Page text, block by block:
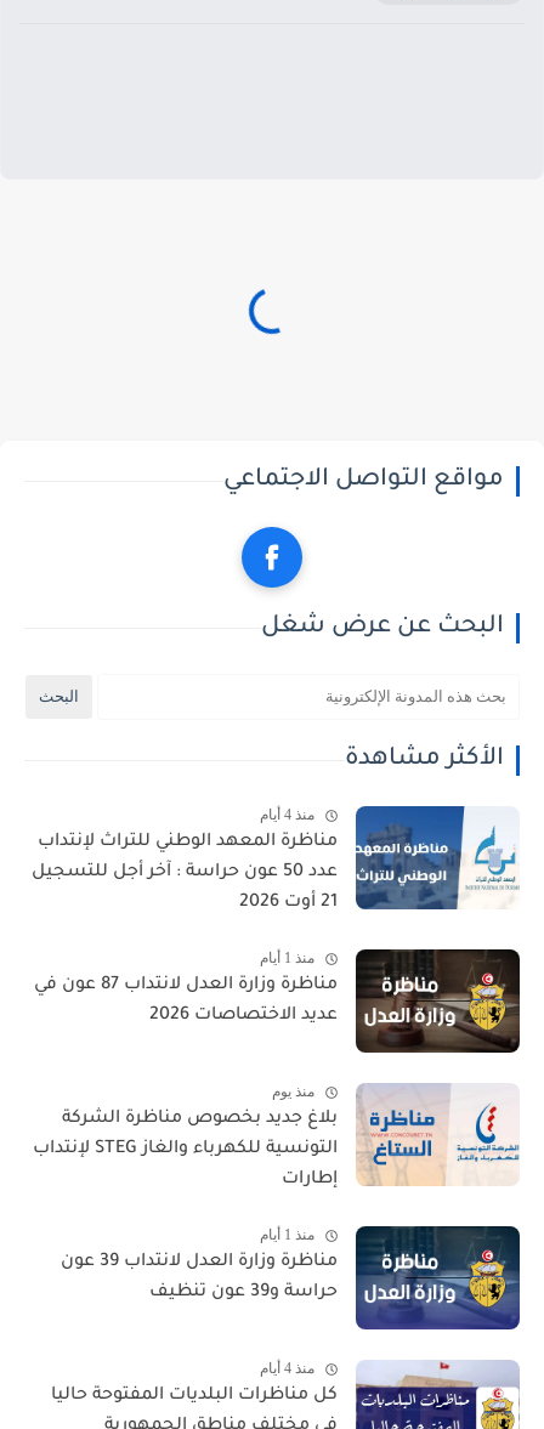
مواقع التواصل الاجتماعي
البحث عن عرض شغل
الأكثر مشاهدة
منذ 4 أيام
مناظرة المعهد الوطني للتراث لإنتداب
عدد 50 عون حراسة : آخر أجل للتسجيل
21 أوت 2026
منذ 1 أيام
مناظرة وزارة العدل لانتداب 87 عون في
عديد الاختصاصات 2026
منذ يوم
بلاغ جديد بخصوص مناظرة الشركة
التونسية للكهرباء والغاز STEG لإنتداب
إطارات
منذ 1 أيام
مناظرة وزارة العدل لانتداب 39 عون
حراسة و39 عون تنظيف
منذ 4 أيام
كل مناظرات البلديات المفتوحة حاليا